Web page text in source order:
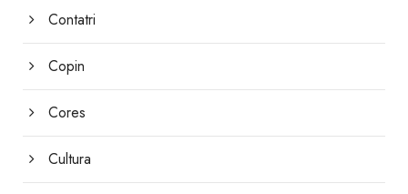
Contatri
Copin
Cores
Cultura